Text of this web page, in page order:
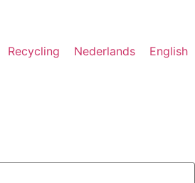
Recycling Nederlands English